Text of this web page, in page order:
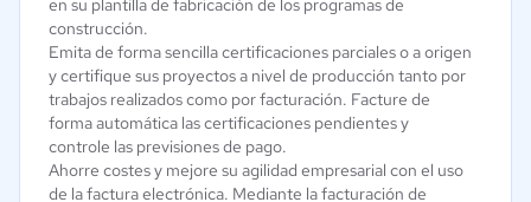
en su plantilla de fabricación de los programas de
construcción.
Emita de forma sencilla certificaciones parciales o a origen
y certifique sus proyectos a nivel de producción tanto por
trabajos realizados como por facturación. Facture de
forma automática las certificaciones pendientes y
controle las previsiones de pago.
Ahorre costes y mejore su agilidad empresarial con el uso
de la factura electrónica. Mediante la facturación de